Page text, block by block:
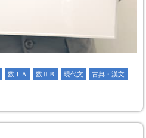
数ⅠＡ 数ⅡＢ 現代文 古典・漢文